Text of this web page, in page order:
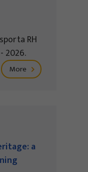
RH
2026.
More
a